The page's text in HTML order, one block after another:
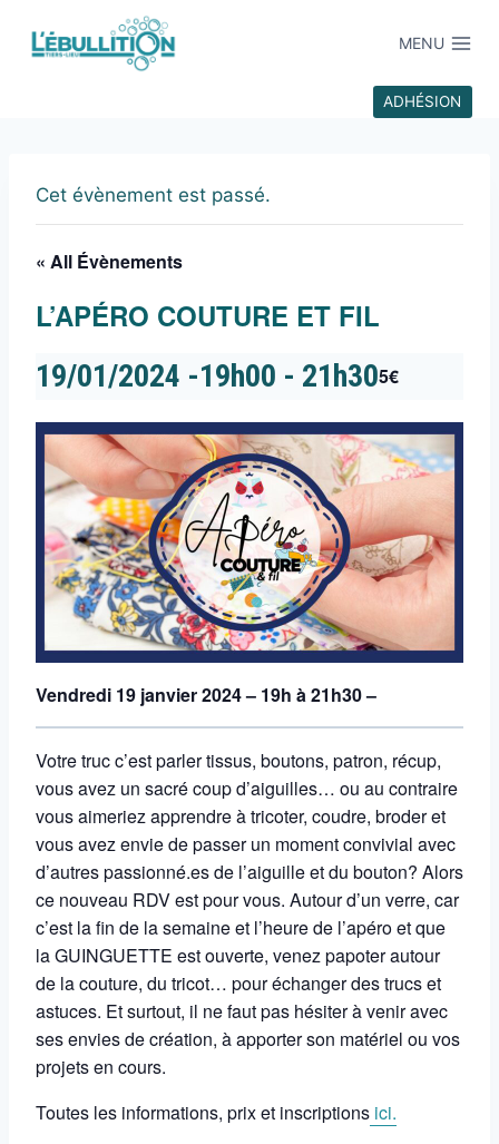
MENU
ADHÉSION
Cet évènement est passé.
« All Évènements
L’APÉRO COUTURE ET FIL
19/01/2024 -19h00 - 21h305€
Vendredi 19 janvier 2024 – 19h à 21h30 –
Votre truc c’est parler tissus, boutons, patron, récup,
vous avez un sacré coup d’aiguilles… ou au contraire
vous aimeriez apprendre à tricoter, coudre, broder et
vous avez envie de passer un moment convivial avec
d’autres passionné.es de l’aiguille et du bouton? Alors
ce nouveau RDV est pour vous. Autour d’un verre, car
c’est la fin de la semaine et l’heure de l’apéro et que
la GUINGUETTE est ouverte, venez papoter autour
de la couture, du tricot… pour échanger des trucs et
astuces. Et surtout, il ne faut pas hésiter à venir avec
ses envies de création, à apporter son matériel ou vos
projets en cours.
Toutes les informations, prix et inscriptions ici.